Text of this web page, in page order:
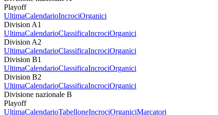
Playoff
UltimaCalendarioIncrociOrganici
Division A1
UltimaCalendarioClassificaIncrociOrganici
Division A2
UltimaCalendarioClassificaIncrociOrganici
Division B1
UltimaCalendarioClassificaIncrociOrganici
Division B2
UltimaCalendarioClassificaIncrociOrganici
Divisione nazionale B
Playoff
UltimaCalendarioTabelloneIncrociOrganiciMarcatori